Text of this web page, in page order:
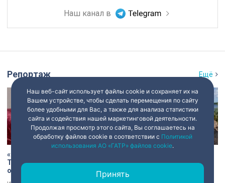
Наш канал в
Репортаж Ещё
«Есть хочу!»: история Анны
Трусовой, пережившей
оккупацию и потерю
нашли крест XI века и
трофеи экспедиции
Наш веб-сайт использует файлы cookie и сохраняет их на
Вашем устройстве, чтобы сделать перемещения по сайту
более удобными для Вас, а также для анализа статистики
сайта и содействия нашей маркетинговой деятельности.
Продолжая просмотр этого сайта, Вы соглашаетесь на
обработку файлов cookie в соответствии с Политикой
использования АО «ГАТР» файлов cookie.
Принять